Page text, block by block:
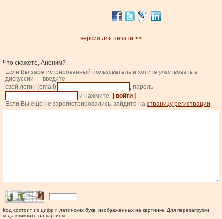
версия для печати >>
Что скажете, Аноним?
Если Вы зарегистрированный пользователь и хотите участвовать в
дискуссии — введите
свой логин (email)
, пароль
и нажмите
| войти |
.
Если Вы еще не зарегистрировались, зайдите на страницу регистрации.
Код состоит из цифр и латинских букв, изображенных на картинке. Для перезагрузки
кода кликните на картинке.